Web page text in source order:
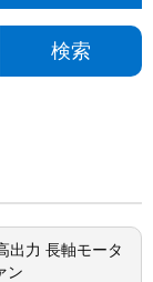
検索
出力 長軸モータ
ン